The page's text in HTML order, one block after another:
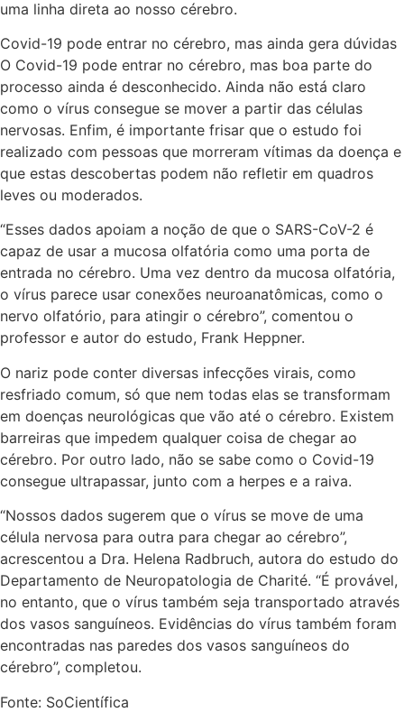
uma linha direta ao nosso cérebro.
Covid-19 pode entrar no cérebro, mas ainda gera dúvidas
O Covid-19 pode entrar no cérebro, mas boa parte do
processo ainda é desconhecido. Ainda não está claro
como o vírus consegue se mover a partir das células
nervosas. Enfim, é importante frisar que o estudo foi
realizado com pessoas que morreram vítimas da doença e
que estas descobertas podem não refletir em quadros
leves ou moderados.
“Esses dados apoiam a noção de que o SARS-CoV-2 é
capaz de usar a mucosa olfatória como uma porta de
entrada no cérebro. Uma vez dentro da mucosa olfatória,
o vírus parece usar conexões neuroanatômicas, como o
nervo olfatório, para atingir o cérebro”, comentou o
professor e autor do estudo, Frank Heppner.
O nariz pode conter diversas infecções virais, como
resfriado comum, só que nem todas elas se transformam
em doenças neurológicas que vão até o cérebro. Existem
barreiras que impedem qualquer coisa de chegar ao
cérebro. Por outro lado, não se sabe como o Covid-19
consegue ultrapassar, junto com a herpes e a raiva.
“Nossos dados sugerem que o vírus se move de uma
célula nervosa para outra para chegar ao cérebro”,
acrescentou a Dra. Helena Radbruch, autora do estudo do
Departamento de Neuropatologia de Charité. “É provável,
no entanto, que o vírus também seja transportado através
dos vasos sanguíneos. Evidências do vírus também foram
encontradas nas paredes dos vasos sanguíneos do
cérebro”, completou.
Fonte: SoCientífica